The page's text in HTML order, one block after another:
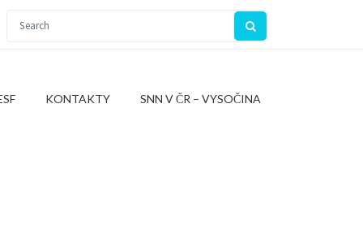
KONTAKTY SNN V ČR – VYSOČINA